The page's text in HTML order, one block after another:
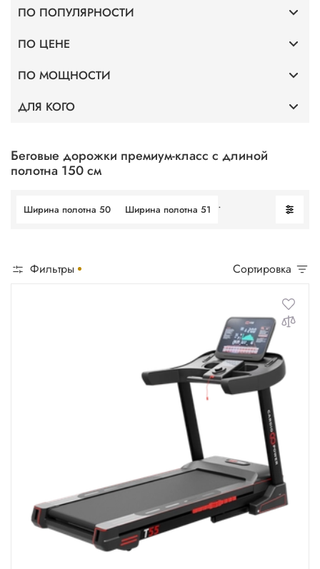
Беговые дорожки премиум-класс с длиной
полотна 150 см
Ширина полотна 50 Ширина полотна 51 .
Фильтры Сортировка
ПО ПОПУЛЯРНОСТИ
Тонкие
Для дома
Без поручней
ПО ЦЕНЕ
До 40 000
До 75 000
ПО МОЩНОСТИ
Мощность 2 л.с.
Мощность 4 л.с.
Мощность 5 л.с.
ДЛЯ КОГО
Для фитнес клубов
Для ходьбы